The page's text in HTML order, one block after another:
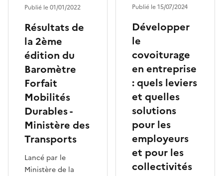
Résultats de
la 2ème
édition du
Baromètre
Forfait
Mobilités
Durables -
Ministère des
Transports
Lancé par le
Ministère de la
Publié le 01/01/2022
Développer
le
covoiturage
en entreprise
: quels leviers
et quelles
solutions
pour les
employeurs
et pour les
collectivités
Publié le 15/07/2024